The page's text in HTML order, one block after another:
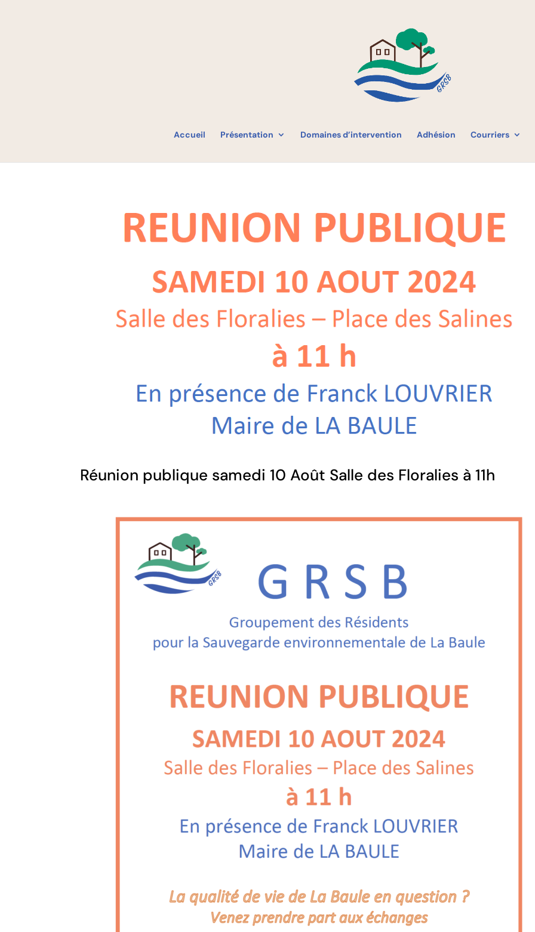
Accueil Présentation Domaines d’intervention Adhésion Courriers
Réunion publique samedi 10 Août Salle des Floralies à 11h